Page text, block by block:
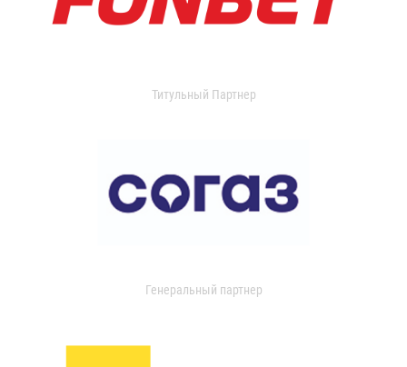
Титульный Партнер
Генеральный партнер